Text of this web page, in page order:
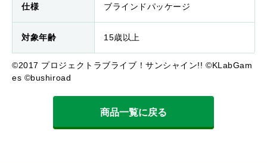
仕様 ブラインドパッケージ
対象年齢 15歳以上
©2017 プロジェクトラブライブ！サンシャイン!! ©KLabGam
es ©bushiroad
商品一覧に戻る